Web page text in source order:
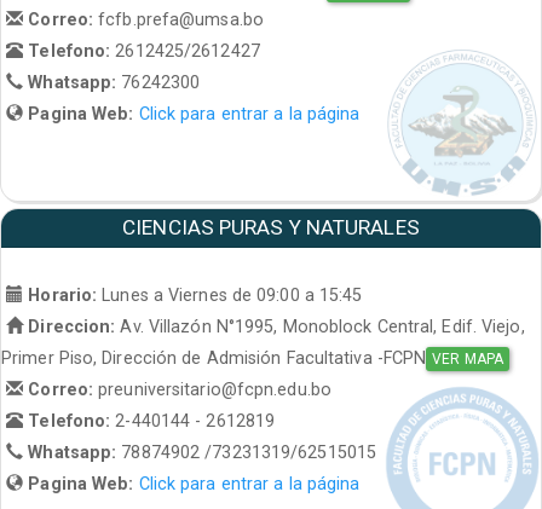
Correo:fcfb.prefa@umsa.bo
Telefono:2612425/2612427
Whatsapp: 76242300
Pagina Web: Click para entrar a la página
CIENCIAS PURAS Y NATURALES
Horario:
Lunes a Viernes de 09:00 a 15:45
Direccion: Av. Villazón N°1995, Monoblock Central, Edif. Viejo,
Primer Piso, Dirección de Admisión Facultativa -FCPN VER MAPA
Correo:preuniversitario@fcpn.edu.bo
Telefono: 2-440144 - 2612819
Whatsapp: 78874902 /73231319/62515015
Pagina Web: Click para entrar a la página